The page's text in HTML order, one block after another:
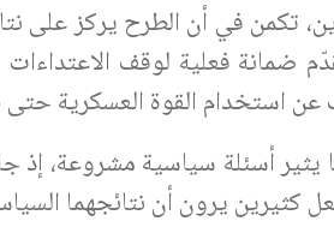
تكمن في أن الطرح يركز على
ضمانة فعلية لوقف
عن استخدام القوة العسكرية
يثير أسئلة سياسية مشروعة،
كثيرين يرون أن نتائجهما